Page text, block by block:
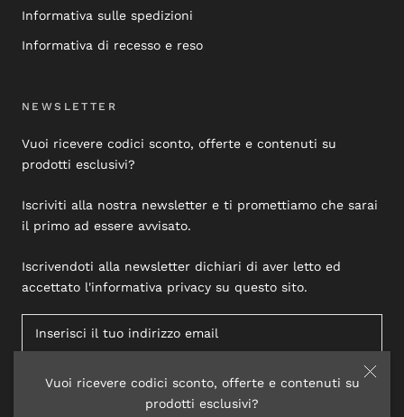
Vuoi ricevere codici sconto, offerte e contenuti su
prodotti esclusivi?
Informativa sulle spedizioni
Informativa di recesso e reso
NEWSLETTER
Vuoi ricevere codici sconto, offerte e contenuti su
prodotti esclusivi?
Iscriviti alla nostra newsletter e ti promettiamo che sarai
il primo ad essere avvisato.
Iscrivendoti alla newsletter dichiari di aver letto ed
accettato l'informativa privacy su questo sito.
ISCRIVITI